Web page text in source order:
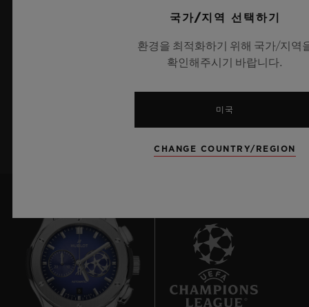
최신 위블로 뉴스를 업데이트 받겠습니다.
국가/지역 선택하기
환경을 최적화하기 위해 국가/지역
확인해주시기 바랍니다.
미국
CHANGE COUNTRY/REGION